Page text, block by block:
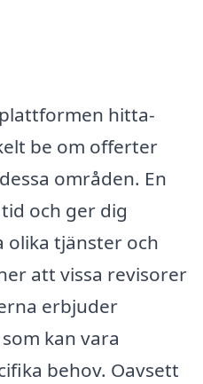
hitta-
be om offerter
områden. En
och ger dig
tjänster och
att vissa revisorer
erbjuder
kan vara
behov. Oavsett